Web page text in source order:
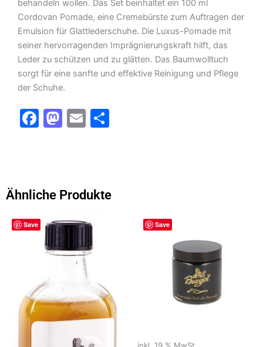
behandeln wollen. Das Set beinhaltet ein 100 ml
Cordovan Pomade, eine Cremebürste zum Auftragen der
Emulsion für Glattlederschuhe. Die Luxus-Pomade mit
seiner hervorragenden Imprägnierungskraft hilft, das
Leder zu schützen und zu glätten. Das Baumwolltuch
sorgt für eine sanfte und effektive Reinigung und Pflege
der Schuhe.
F
b
o
k
M
d
n
E
Ähnliche Produkte
Save Save